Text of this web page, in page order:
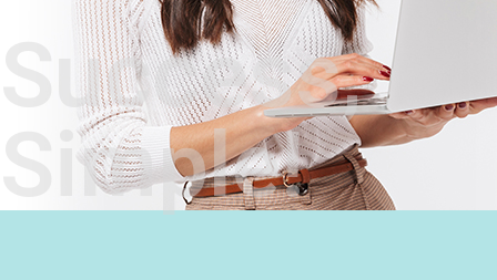
Success,
Simple!